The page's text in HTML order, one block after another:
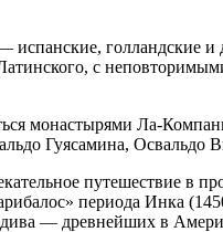
голландские
с
монастырями Ла-
Гуясамина, Освальдо
путешествие в
периода Инка
— древнейших в